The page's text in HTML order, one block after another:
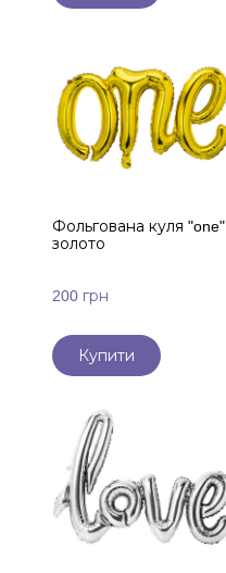
Фольгована куля "one"
золото
200 грн
Купити